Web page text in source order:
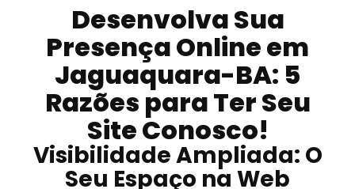
Desenvolva Sua
Presença Online em
Jaguaquara-BA: 5
Razões para Ter Seu
Site Conosco!
Visibilidade Ampliada: O
Seu Espaço na Web